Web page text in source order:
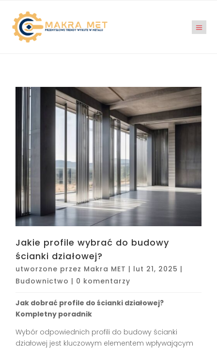
Jakie profile wybrać do budowy
ścianki działowej?
utworzone przez Makra MET | lut 21, 2025 |
Budownictwo | 0 komentarzy
Jak dobrać profile do ścianki działowej?
Kompletny poradnik
Wybór odpowiednich profili do budowy ścianki
działowej jest kluczowym elementem wpływającym